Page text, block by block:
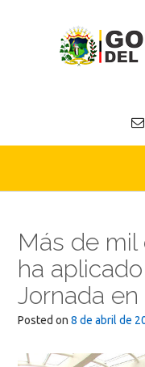
Más de mil
ha
Jornada
Posted on 8 de abril de